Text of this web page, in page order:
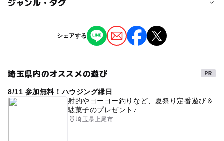
※開催地情報(道のオアシス)は、お車での集合場所のご案
内となり、集合後に移動します。
※ツアー内容詳細、お申し込みはアースまでお気軽にお問
合せ下さいませ。
（スタッフ直通受付 090-3800-9962）
◆装備レンタル、ガイド・インストラクター料、税込み
☆写真データ無料！
【earth予約フォーム】申込
◆装備レンタル、ガイド・インストラクター料、税込み
(保険料別途￥300/人)
☆写真データ無料！
最新情報⇒ https://outdoor-earth.com/stopcovid19.html
□当日受付時など、状況に応じたマスク・手袋の着用
（室内の使用は最小限に留め､使用前後には換気と洗浄）
□使用する装備・ギアのツアー毎の洗浄。
□車移動を伴うツアーでは､換気と使用前後の洗浄
（状況によりお客様ご自身で自車移動して頂く場合あり）
ジャンル・タグ
芸術鑑賞・自然観賞 季節のイベント
タグ
アウトドア体験 親子でアウトドア
桜 自然 体験イベント/ツアー
シェアする
埼玉県内のオススメの遊び
8/11 参加無料！ハウジング縁日
射的やヨーヨー釣りなど、夏祭り定番遊び＆
駄菓子のプレゼント♪
埼玉県上尾市